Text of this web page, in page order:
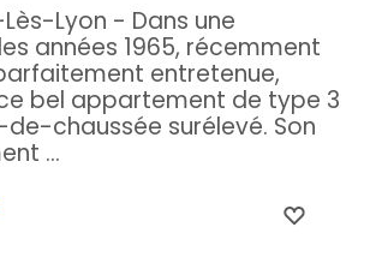
Lyon - Dans une
années 1965, récemment
entretenue,
bel appartement de type 3
de-chaussée surélevé. Son
...